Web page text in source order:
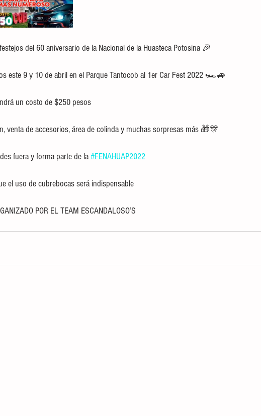
del 60 aniversario de la Nacional de la Huasteca Potosina 🎉
este 9 y 10 de abril en el Parque Tantocob al 1er Car Fest 2022 🏎🚙
un costo de $250 pesos
venta de accesorios, área de colinda y muchas sorpresas más 🎁🎊
fuera y forma parte de la #FENAHUAP2022
el uso de cubrebocas será indispensable
POR EL TEAM ESCANDALOSO’S